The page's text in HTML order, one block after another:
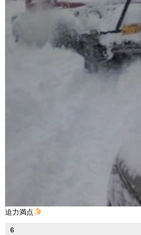
迫力満点
6